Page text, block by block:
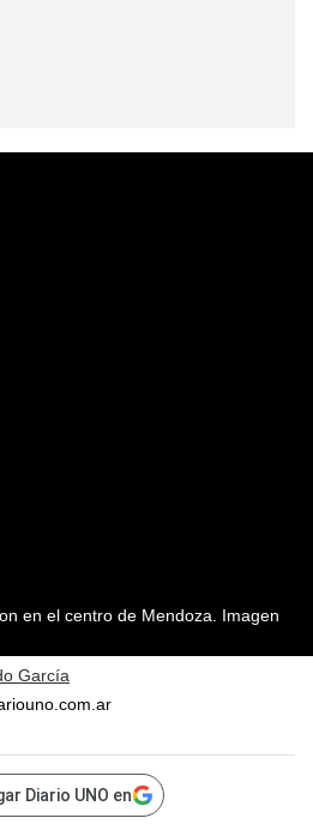
en el centro de Mendoza. Imagen
García
Diario UNO en